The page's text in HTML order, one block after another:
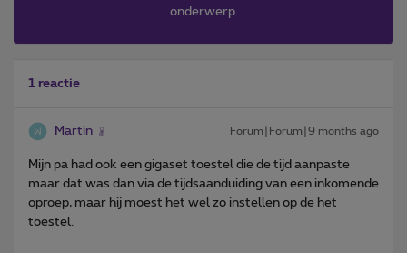
onderwerp.
1 reactie
Martin Forum|Forum|9 months ago
Mijn pa had ook een gigaset toestel die de tijd aanpaste
maar dat was dan via de tijdsaanduiding van een inkomende
oproep, maar hij moest het wel zo instellen op de het
toestel.